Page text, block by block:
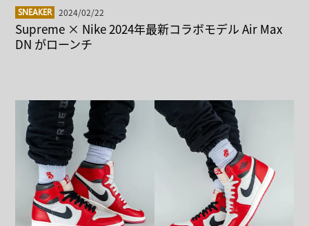
SNEAKER 2024/02/22
Supreme × Nike 2024年最新コラボモデル Air Max
DN がローンチ